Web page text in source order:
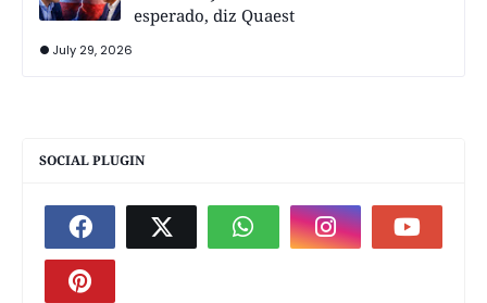
esperado, diz Quaest
July 29, 2026
SOCIAL PLUGIN